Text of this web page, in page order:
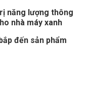
năng lượng thông
nhà máy xanh
đến sản phẩm